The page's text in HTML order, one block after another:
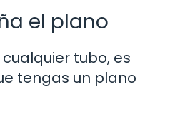
el plano
tubo, es
tengas un plano